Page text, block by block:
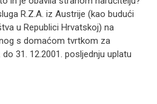
R.Z.A. iz Austrije (kao budući
u Republici Hrvatskoj) na
s domaćom tvrtkom za
31. 12.2001. posljednju uplatu